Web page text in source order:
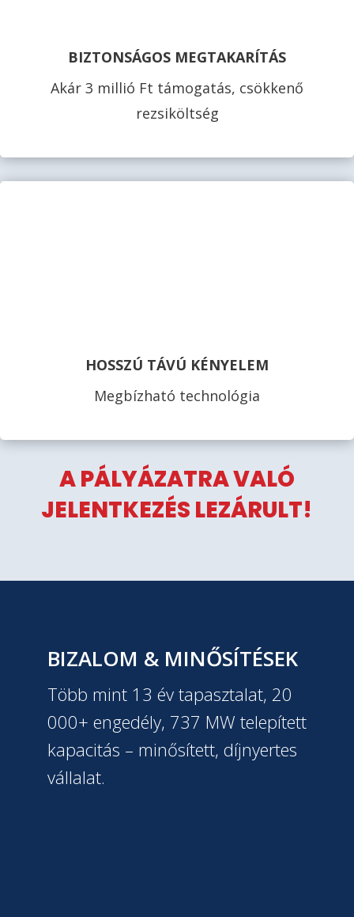
BIZTONSÁGOS MEGTAKARÍTÁS
Akár 3 millió Ft támogatás, csökkenő
rezsiköltség
HOSSZÚ TÁVÚ KÉNYELEM
Megbízható technológia
A PÁLYÁZATRA VALÓ
JELENTKEZÉS LEZÁRULT!
BIZALOM & MINŐSÍTÉSEK
Több mint 13 év tapasztalat, 20
000+ engedély, 737 MW telepített
kapacitás – minősített, díjnyertes
vállalat.